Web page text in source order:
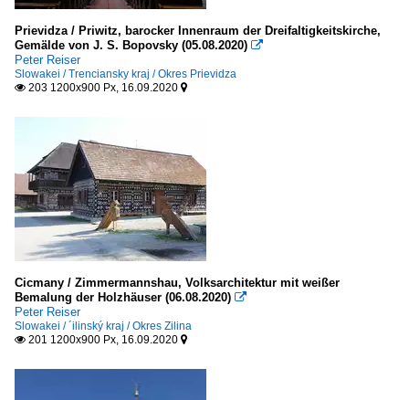
Prievidza / Priwitz, barocker Innenraum der Dreifaltigkeitskirche,
Gemälde von J. S. Bopovsky (05.08.2020) 
Peter Reiser
Slowakei / Trenciansky kraj / Okres Prievidza
 203 1200x900 Px, 16.09.2020 
Cicmany / Zimmermannshau, Volksarchitektur mit weißer
Bemalung der Holzhäuser (06.08.2020) 
Peter Reiser
Slowakei / ´ilinský kraj / Okres Zilina
 201 1200x900 Px, 16.09.2020 